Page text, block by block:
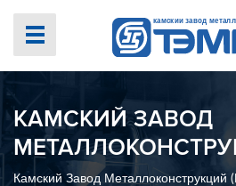
КАМСКИЙ ЗАВОД
Камский Завод Металлоконструкций